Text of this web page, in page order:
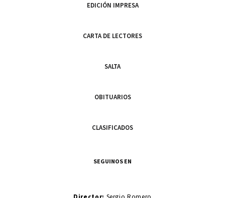
EDICIÓN IMPRESA
CARTA DE LECTORES
SALTA
OBITUARIOS
CLASIFICADOS
SEGUINOS EN